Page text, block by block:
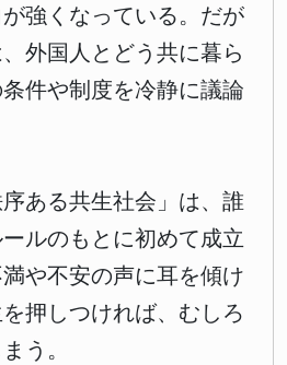
強くなっている。だが
外国人とどう共に暮ら
件や制度を冷静に議論
ある共生社会」は、誰
ルのもとに初めて成立
や不安の声に耳を傾け
押しつければ、むしろ
う。